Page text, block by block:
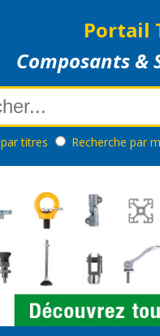
Portail
Composants &
par titres Recherche par